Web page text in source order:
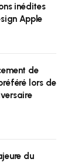
inédites
Apple
de
lors de
du